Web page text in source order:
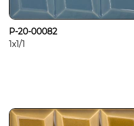
P-20-00082
1x1/1